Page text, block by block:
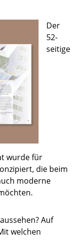
Der
52-
seitige
wurde für
die beim
moderne
Auf
welchen